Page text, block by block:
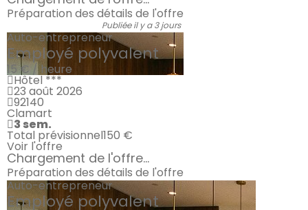
Préparation des détails de l'offre
Publiée il y a 3 jours
Auto-entrepreneur
Employé polyvalent
15 € / heure
Hôtel ***
23 août 2026
92140
Clamart
3 sem.
Total prévisionnel150 €
Voir l'offre
Chargement de l'offre...
Préparation des détails de l'offre
Auto-entrepreneur
Employé polyvalent